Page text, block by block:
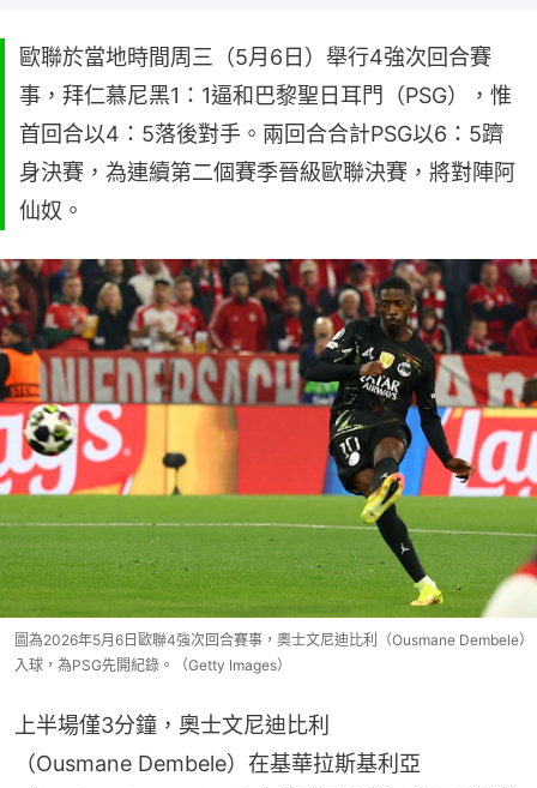
歐聯於當地時間周三（5月6日）舉行4強次回合賽
事，拜仁慕尼黑1：1逼和巴黎聖日耳門（PSG），惟
首回合以4：5落後對手。兩回合合計PSG以6：5躋
身決賽，為連續第二個賽季晉級歐聯決賽，將對陣阿
仙奴。
圖為2026年5月6日歐聯4強次回合賽事，奧士文尼迪比利（Ousmane Dembele）
入球，為PSG先開紀錄。（Getty Images）
上半場僅3分鐘，奧士文尼迪比利
（Ousmane Dembele）在基華拉斯基利亞